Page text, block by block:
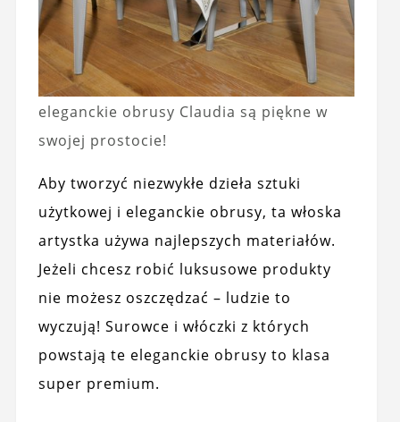
eleganckie obrusy Claudia są piękne w
swojej prostocie!
Aby tworzyć niezwykłe dzieła sztuki
użytkowej i eleganckie obrusy, ta włoska
artystka używa najlepszych materiałów.
Jeżeli chcesz robić luksusowe produkty
nie możesz oszczędzać – ludzie to
wyczują! Surowce i włóczki z których
powstają te eleganckie obrusy to klasa
super premium.